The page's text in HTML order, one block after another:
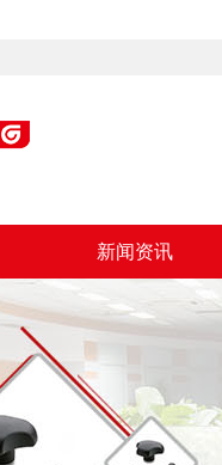
新闻资讯